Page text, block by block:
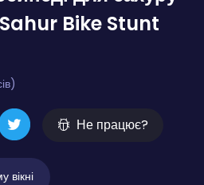
Bike Stunt
Не працює?
вікні